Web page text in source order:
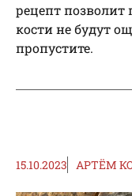
рецепт позволит
кости не будут
пропустите.
15.10.2023 АРТЁМ